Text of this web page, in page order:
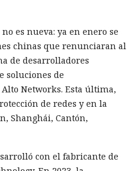
es nueva: ya en enero se
chinas que renunciaran al
de desarrolladores
soluciones de
Networks. Esta última,
de redes y en la
Shanghái, Cantón,
con el fabricante de
ganó dinero durante
justicia estadounidense por